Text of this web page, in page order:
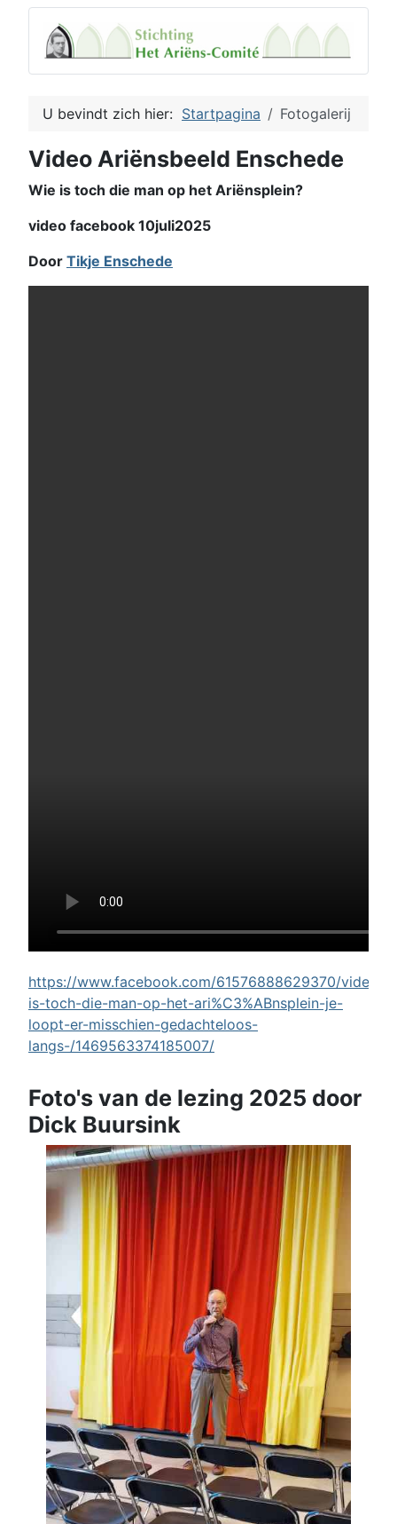
U bevindt zich hier: Startpagina Fotogalerij
Video Ariënsbeeld Enschede
Wie is toch die man op het Ariënsplein?
video facebook 10juli2025
Door Tikje Enschede
https://www.facebook.com/61576888629370/videos/
is-toch-die-man-op-het-ari%C3%ABnsplein-je-
loopt-er-misschien-gedachteloos-
langs-/1469563374185007/
Foto's van de lezing 2025 door
Dick Buursink